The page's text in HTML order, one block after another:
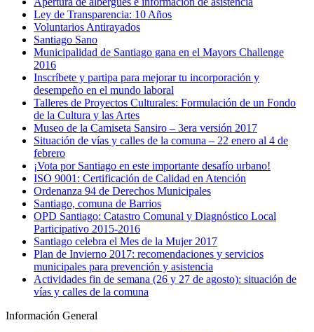
Ley de Transparencia: 10 Años
Voluntarios Antirayados
Santiago Sano
Municipalidad de Santiago gana en el Mayors Challenge
2016
Inscríbete y partipa para mejorar tu incorporación y
desempeño en el mundo laboral
Talleres de Proyectos Culturales: Formulación de un Fondo
de la Cultura y las Artes
Museo de la Camiseta Sansiro – 3era versión 2017
Situación de vías y calles de la comuna – 22 enero al 4 de
febrero
¡Vota por Santiago en este importante desafío urbano!
ISO 9001: Certificación de Calidad en Atención
Ordenanza 94 de Derechos Municipales
Santiago, comuna de Barrios
OPD Santiago: Catastro Comunal y Diagnóstico Local
Participativo 2015-2016
Santiago celebra el Mes de la Mujer 2017
Plan de Invierno 2017: recomendaciones y servicios
municipales para prevención y asistencia
Actividades fin de semana (26 y 27 de agosto): situación de
vías y calles de la comuna
Información General